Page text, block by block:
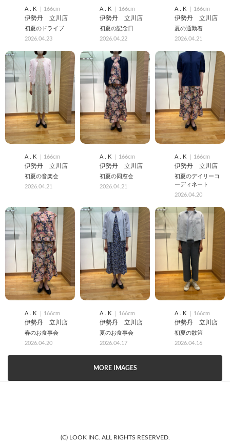
A . K ｜166cm
伊勢丹 立川店
初夏のドライブ
2026.04.23
A . K ｜166cm
伊勢丹 立川店
初夏の記念日
2026.04.22
A . K ｜166cm
伊勢丹 立川店
夏の通勤着
2026.04.21
A . K ｜166cm
伊勢丹 立川店
初夏の音楽会
2026.04.21
A . K ｜166cm
伊勢丹 立川店
初夏の同窓会
2026.04.21
A . K ｜166cm
伊勢丹 立川店
初夏のデイリーコ
ーディネート
2026.04.20
A . K ｜166cm
伊勢丹 立川店
春のお食事会
2026.04.20
A . K ｜166cm
伊勢丹 立川店
夏のお食事会
2026.04.17
A . K ｜166cm
伊勢丹 立川店
初夏の散策
2026.04.16
MORE IMAGES
(C) LOOK INC. ALL RIGHTS RESERVED.